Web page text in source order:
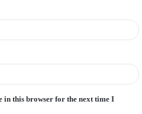
in this browser for the next time I